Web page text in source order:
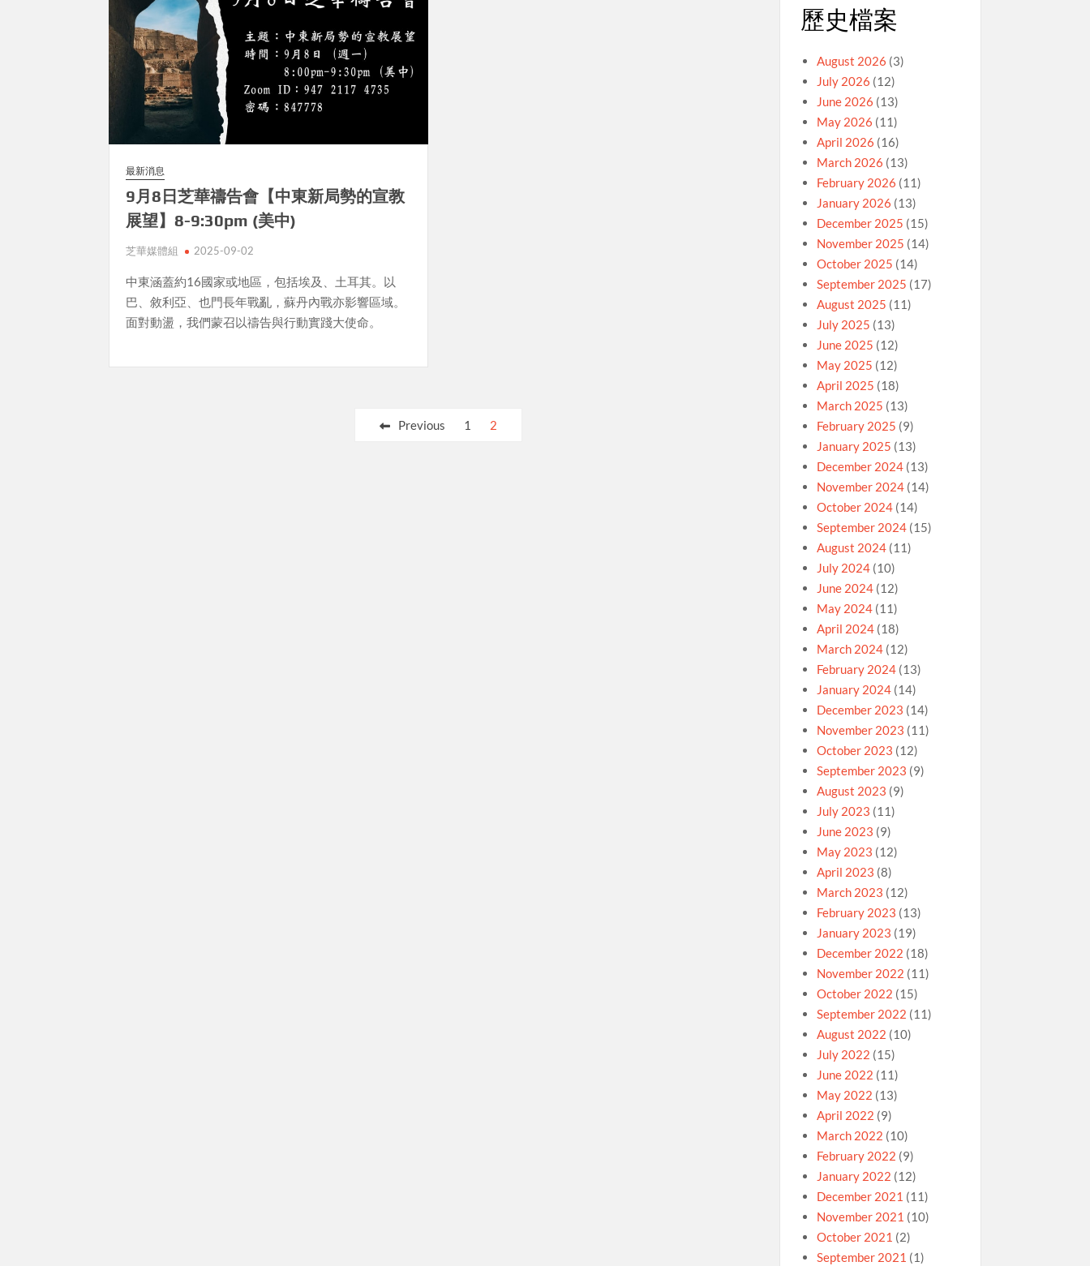
最新消息
9月8日芝華禱告會【中東新局勢的宣教
展望】8-9:30pm (美中)
芝華媒體組 2025-09-02
中東涵蓋約16國家或地區，包括埃及、土耳其。以
巴、敘利亞、也門長年戰亂，蘇丹內戰亦影響區域。
面對動盪，我們蒙召以禱告與行動實踐大使命。
Previous 1 2
歷史檔案
August 2026 (3)
July 2026 (12)
June 2026 (13)
May 2026 (11)
April 2026 (16)
March 2026 (13)
February 2026 (11)
January 2026 (13)
December 2025 (15)
November 2025 (14)
October 2025 (14)
September 2025 (17)
August 2025 (11)
July 2025 (13)
June 2025 (12)
May 2025 (12)
April 2025 (18)
March 2025 (13)
February 2025 (9)
January 2025 (13)
December 2024(13)
November 2024(14)
October 2024(14)
September 2024(15)
August 2024(11)
July 2024(10)
June 2024(12)
May 2024(11)
April 2024(18)
March 2024(12)
February 2024(13)
January 2024(14)
December 2023 (14)
November 2023 (11)
October 2023 (12)
September 2023 (9)
August 2023 (9)
July 2023 (11)
June 2023 (9)
May 2023 (12)
April 2023 (8)
March 2023 (12)
February 2023 (13)
January 2023 (19)
December 2022 (18)
November 2022 (11)
October 2022 (15)
September 2022 (11)
August 2022 (10)
July 2022 (15)
June 2022 (11)
May 2022 (13)
April 2022 (9)
March 2022 (10)
February 2022 (9)
January 2022 (12)
December 2021 (11)
November 2021 (10)
October 2021 (2)
September 2021 (1)